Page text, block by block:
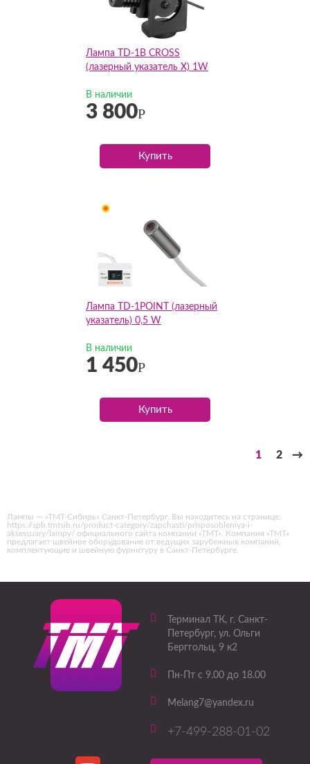
Лампа TD-1B CROSS
(лазерный указатель Х) 1W
В наличии
3 800Р
Купить
Лампа TD-1POINT (лазерный
указатель) 0,5 W
В наличии
1 450Р
Купить
1 2 →
Лампы — «ТМТ-Сибирь» Санкт-Петербург. Вы находитесь на странице:
https://spb.tmtsib.ru/product-category/zapchasti/prisposobleniya-i-
aksessuary/lampy/ официального сайта компании «ТМТ». Компания «ТМТ»
предлагает швейное оборудование от ведущих зарубежных компаний,
комплектующие и швейную фурнитуру в Санкт-Петербурге.
Терминал ТК, г. Санкт-
Петербург, ул. Ольги
Берггольц, 9 к2
Пн-Пт с 9.00 до 18.00
Melang7@yandex.ru
+7-499-288-01-02